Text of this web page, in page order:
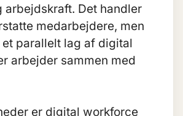
arbejdskraft. Det handler
medarbejdere, men
et parallelt lag af digital
arbejder sammen med
er digital workforce